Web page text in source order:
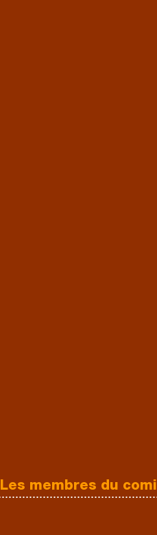
Les membres du